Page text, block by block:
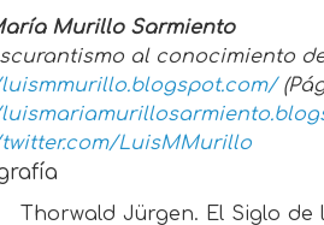
Murillo Sarmiento
al conocimiento
LuisMMurillo
Thorwald Jürgen. El Siglo de